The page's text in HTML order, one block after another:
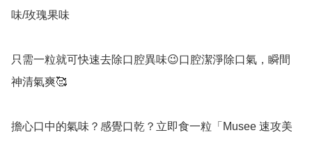
味/玫瑰果味
只需一粒就可快速去除口腔異味😉口腔潔淨除口氣，瞬間
神清氣爽🥰
擔心口中的氣味？感覺口乾？立即食一粒「Musee 速攻美